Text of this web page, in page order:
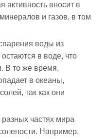
активность вносит в
и газов, в том
воды из
в воде, что
В то же время,
в океаны,
солей, так как они
частях мира
Например,